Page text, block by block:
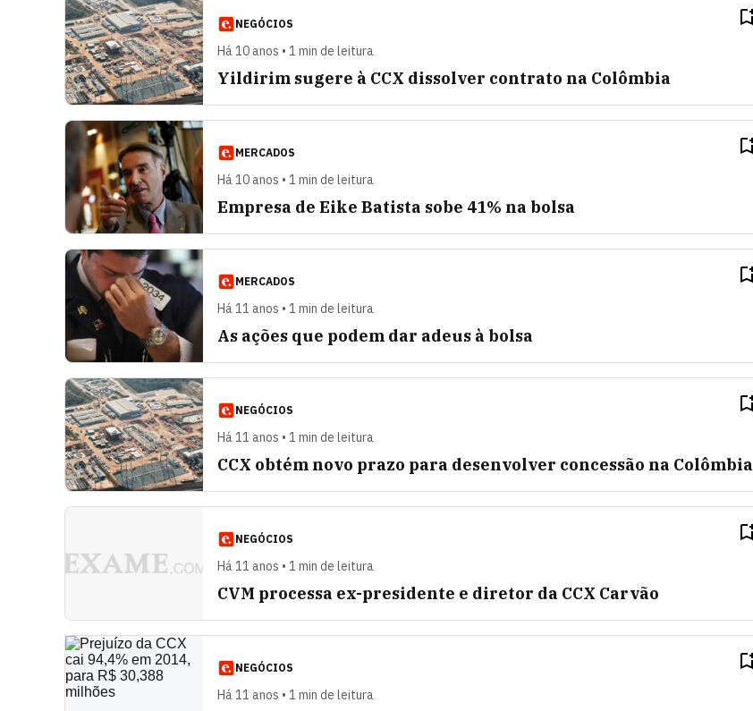
NEGÓCIOS
Há 10 anos • 1 min de leitura
Yildirim sugere à CCX dissolver contrato na Colômbia
MERCADOS
Há 10 anos • 1 min de leitura
Empresa de Eike Batista sobe 41% na bolsa
MERCADOS
Há 11 anos • 1 min de leitura
As ações que podem dar adeus à bolsa
NEGÓCIOS
Há 11 anos • 1 min de leitura
CCX obtém novo prazo para desenvolver concessão na Colômbia
NEGÓCIOS
Há 11 anos • 1 min de leitura
CVM processa ex-presidente e diretor da CCX Carvão
NEGÓCIOS
Há 11 anos • 1 min de leitura